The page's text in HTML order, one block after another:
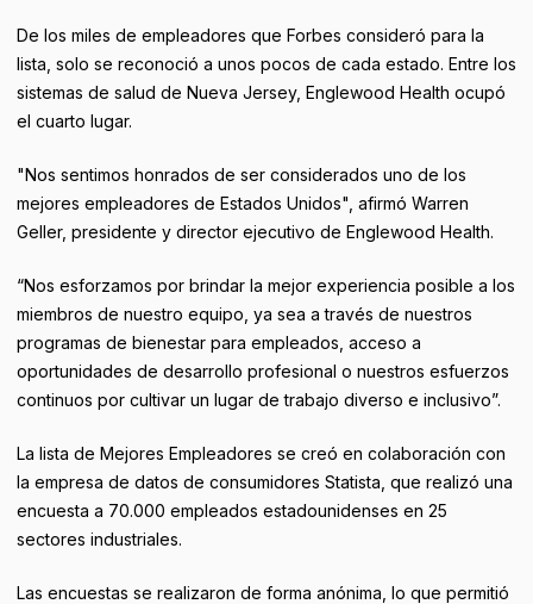
De los miles de empleadores que Forbes consideró para la
lista, solo se reconoció a unos pocos de cada estado. Entre los
sistemas de salud de Nueva Jersey, Englewood Health ocupó
el cuarto lugar.
"Nos sentimos honrados de ser considerados uno de los
mejores empleadores de Estados Unidos", afirmó Warren
Geller, presidente y director ejecutivo de Englewood Health.
“Nos esforzamos por brindar la mejor experiencia posible a los
miembros de nuestro equipo, ya sea a través de nuestros
programas de bienestar para empleados, acceso a
oportunidades de desarrollo profesional o nuestros esfuerzos
continuos por cultivar un lugar de trabajo diverso e inclusivo”.
La lista de Mejores Empleadores se creó en colaboración con
la empresa de datos de consumidores Statista, que realizó una
encuesta a 70.000 empleados estadounidenses en 25
sectores industriales.
Las encuestas se realizaron de forma anónima, lo que permitió